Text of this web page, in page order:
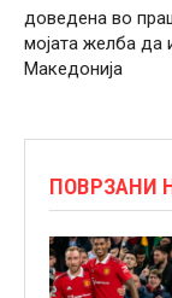
доведена во
мојата желба да
Македонија
ПОВРЗАНИ